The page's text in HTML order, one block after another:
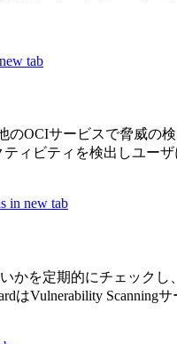
tab
のOCIサービスで脅威
ィビティを検出しユーザ
in new tab
かを定期的にチェック
Vulnerability Scanning